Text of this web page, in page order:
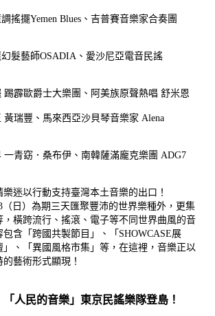
搖擺Yemen Blues、吉普賽音樂家合奏團
幻髮藝師OSADIA、愛沙尼亞電音民謠
踢霹歐爵士大樂團、阿美族原聲熱唱 舒米恩
黃瑞豐、馬來西亞沙貝琴音樂家 Alena
一青窈．桑布伊、南韓薩滿龐克樂團 ADG7
迷以行動支持臺灣本土音樂的出口！
（日）為期三天匯聚豐沛的世界樂種外，更集
，橫跨流行、搖滾、電子等不同世界曲風的音
含「跨國共製節目」、「SHOWCASE展
、「異國風格市集」等，在這裡，音樂正以
藝術形式顯現！
人民的音樂」東京民謠樂隊登島！